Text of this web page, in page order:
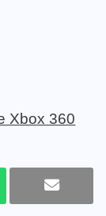
Xbox 360